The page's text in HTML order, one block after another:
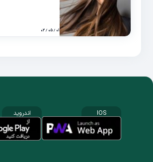
۰۱ / ۰۵ / ۰۲
IOS اندروید